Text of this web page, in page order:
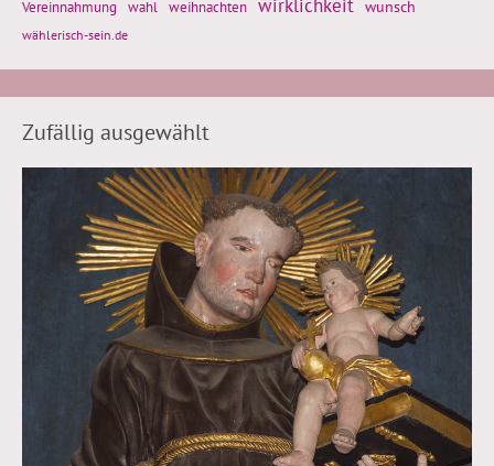
Vereinnahmung wahl weihnachten wunsch
wählerisch-sein.de
Zufällig ausgewählt